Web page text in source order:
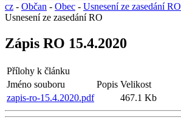
cz - Občan - Obec - Usnesení ze zasedání RO
Usnesení ze zasedání RO
Zápis RO 15.4.2020
Přílohy k článku
Jméno souboru
Popis Velikost
zapis-ro-15.4.2020.pdf
467.1 Kb